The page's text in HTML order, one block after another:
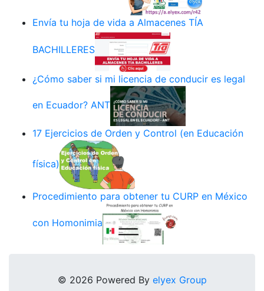
Envía tu hoja de vida a Almacenes TÍA
BACHILLERES
¿Cómo saber si mi licencia de conducir es legal
en Ecuador? ANT
17 Ejercicios de Orden y Control (en Educación
física)
Procedimiento para obtener tu CURP en México
con Homonimia
© 2026 Powered By elyex Group